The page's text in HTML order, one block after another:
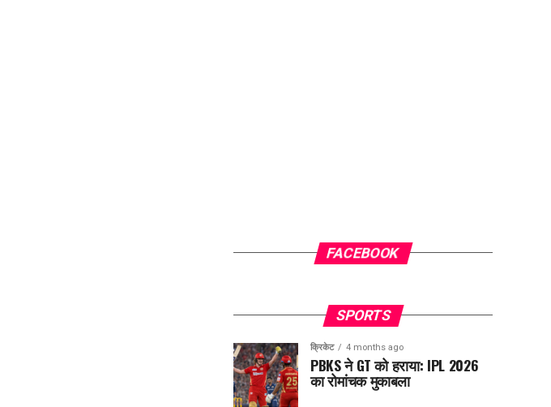
FACEBOOK
SPORTS
क्रिकेट 4 months ago
PBKS ने GT को हराया: IPL 2026
का रोमांचक मुकाबला